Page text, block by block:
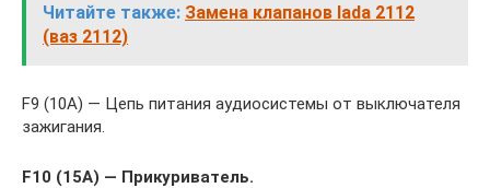
Читайте также: Замена клапанов lada 2112
(ваз 2112)
F9 (10А) — Цепь питания аудиосистемы от выключателя
зажигания.
F10 (15А) — Прикуриватель.